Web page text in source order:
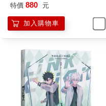
特價 880 元
加入購物車